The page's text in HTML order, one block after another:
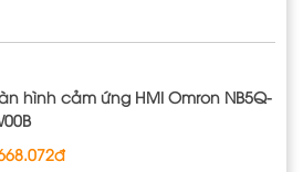
hình cảm ứng HMI Omron NB5Q‐